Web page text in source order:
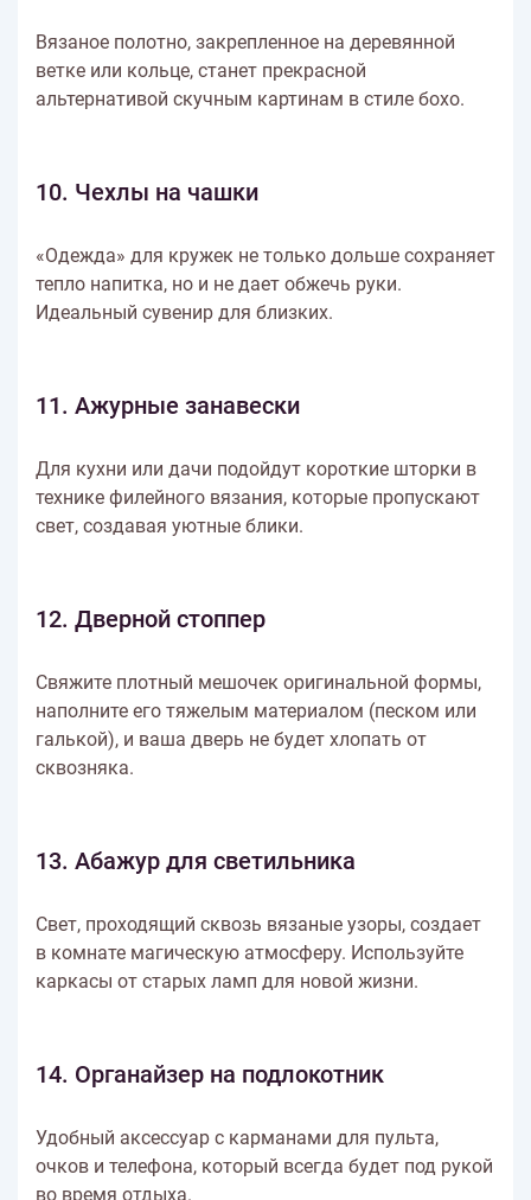
Вязаное полотно, закрепленное на деревянной
ветке или кольце, станет прекрасной
альтернативой скучным картинам в стиле бохо.
10. Чехлы на чашки
«Одежда» для кружек не только дольше сохраняет
тепло напитка, но и не дает обжечь руки.
Идеальный сувенир для близких.
11. Ажурные занавески
Для кухни или дачи подойдут короткие шторки в
технике филейного вязания, которые пропускают
свет, создавая уютные блики.
12. Дверной стоппер
Свяжите плотный мешочек оригинальной формы,
наполните его тяжелым материалом (песком или
галькой), и ваша дверь не будет хлопать от
сквозняка.
13. Абажур для светильника
Свет, проходящий сквозь вязаные узоры, создает
в комнате магическую атмосферу. Используйте
каркасы от старых ламп для новой жизни.
14. Органайзер на подлокотник
Удобный аксессуар с карманами для пульта,
очков и телефона, который всегда будет под рукой
во время отдыха.